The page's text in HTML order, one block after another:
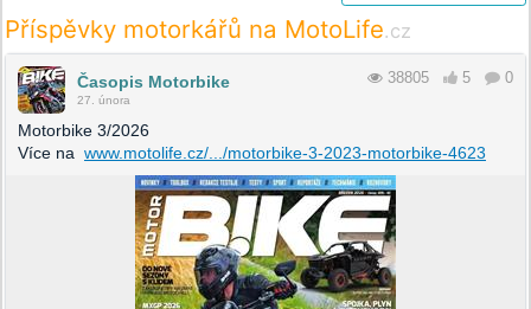
Příspěvky motorkářů na MotoLife.cz
Časopis Motorbike
27. února
38805 5 0
Motorbike 3/2026
Více na www.motolife.cz/.../motorbike-3-2023-motorbike-4623